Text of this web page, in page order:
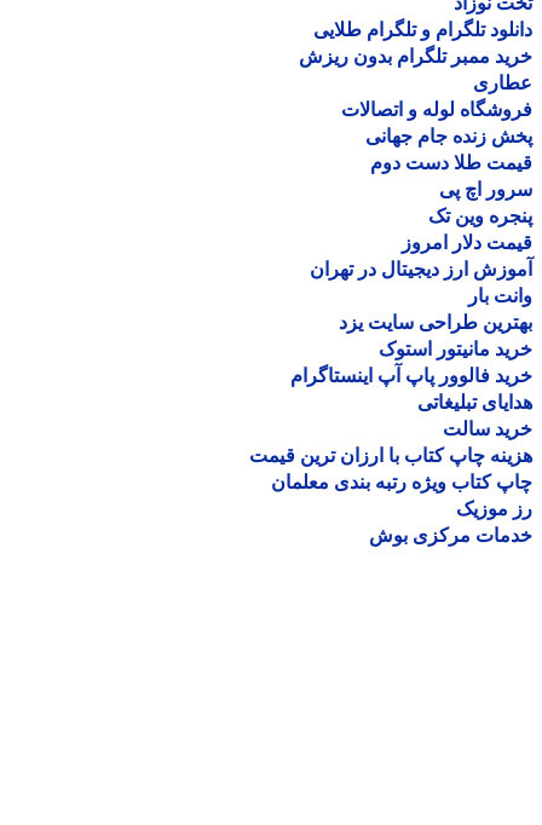
تلگرام و تلگرام طلایی
ممبر تلگرام بدون ریزش
لوله و اتصالات
زنده جام جهانی
طلا دست دوم
اچ پی
وین تک
دلار امروز
ارز دیجیتال در تهران
بار
طراحی سایت یزد
مانیتور استوک
فالوور پاپ آپ اینستاگرام
تبلیغاتی
سالت
چاپ کتاب با ارزان ترین قیمت
کتاب ویژه رتبه بندی معلمان
موزیک
مرکزی بوش